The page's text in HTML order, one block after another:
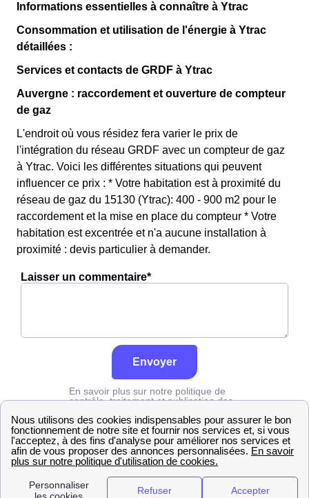
Informations essentielles à connaître à Ytrac
Consommation et utilisation de l'énergie à Ytrac
détaillées :
Services et contacts de GRDF à Ytrac
Auvergne : raccordement et ouverture de compteur
de gaz
L'endroit où vous résidez fera varier le prix de
l'intégration du réseau GRDF avec un compteur de gaz
à Ytrac. Voici les différentes situations qui peuvent
influencer ce prix : * Votre habitation est à proximité du
réseau de gaz du 15130 (Ytrac): 400 - 900 m2 pour le
raccordement et la mise en place du compteur * Votre
habitation est excentrée et n'a aucune installation à
proximité : devis particulier à demander.
Laisser un commentaire*
Envoyer
En savoir plus sur notre politique de
contrôle, traitement et publication des
Grdf Cantal Ytrac